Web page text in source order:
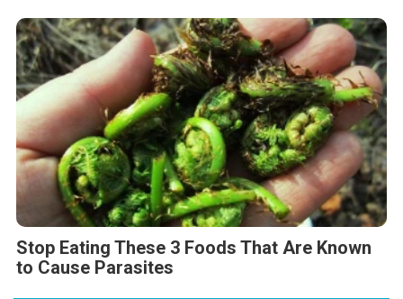
Stop Eating These 3 Foods That Are Known
to Cause Parasites